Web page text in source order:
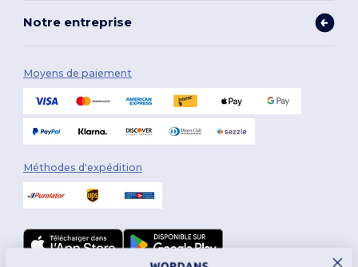
Notre entreprise
Moyens de paiement
Méthodes d'expédition